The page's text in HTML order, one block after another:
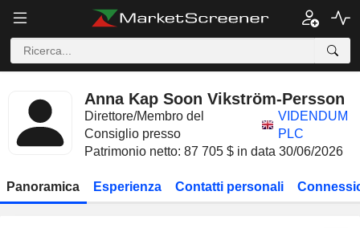
Anna Kap Soon Vikström-Persson
Direttore/Membro del
Consiglio presso
VIDENDUM
PLC
Patrimonio netto: 87 705 $ in data 30/06/2026
Panoramica Esperienza Contatti personali